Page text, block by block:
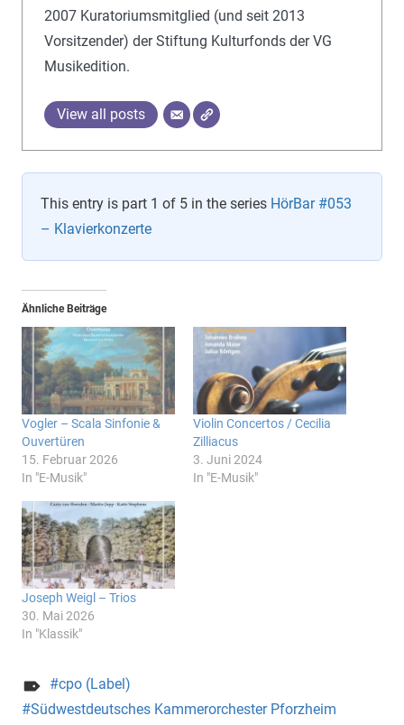
2007 Kuratoriumsmitglied (und seit 2013
Vorsitzender) der Stiftung Kulturfonds der VG
Musikedition.
View all posts
This entry is part 1 of 5 in the series HörBar #053
– Klavierkonzerte
Ähnliche Beiträge
Vogler – Scala Sinfonie &
Ouvertüren
15. Februar 2026
In "E-Musik"
Violin Concertos / Cecilia
Zilliacus
3. Juni 2024
In "E-Musik"
Joseph Weigl – Trios
30. Mai 2026
In "Klassik"
cpo (Label)
Südwestdeutsches Kammerorchester Pforzheim